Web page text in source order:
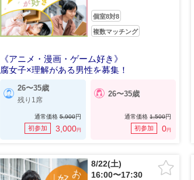
個室8対8
複数マッチング
《アニメ・漫画・ゲーム好き》
腐女子×理解がある男性を募集！
26〜35歳
残り1席
通常価格5,900円
初参加 3,000円
26〜35歳
通常価格1,500円
初参加 0円
8/22(土)
16:00〜17:30